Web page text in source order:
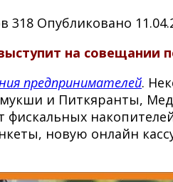
318 Опубликовано
на
предпринимателей.
и Питкяранты,
новую онлайн